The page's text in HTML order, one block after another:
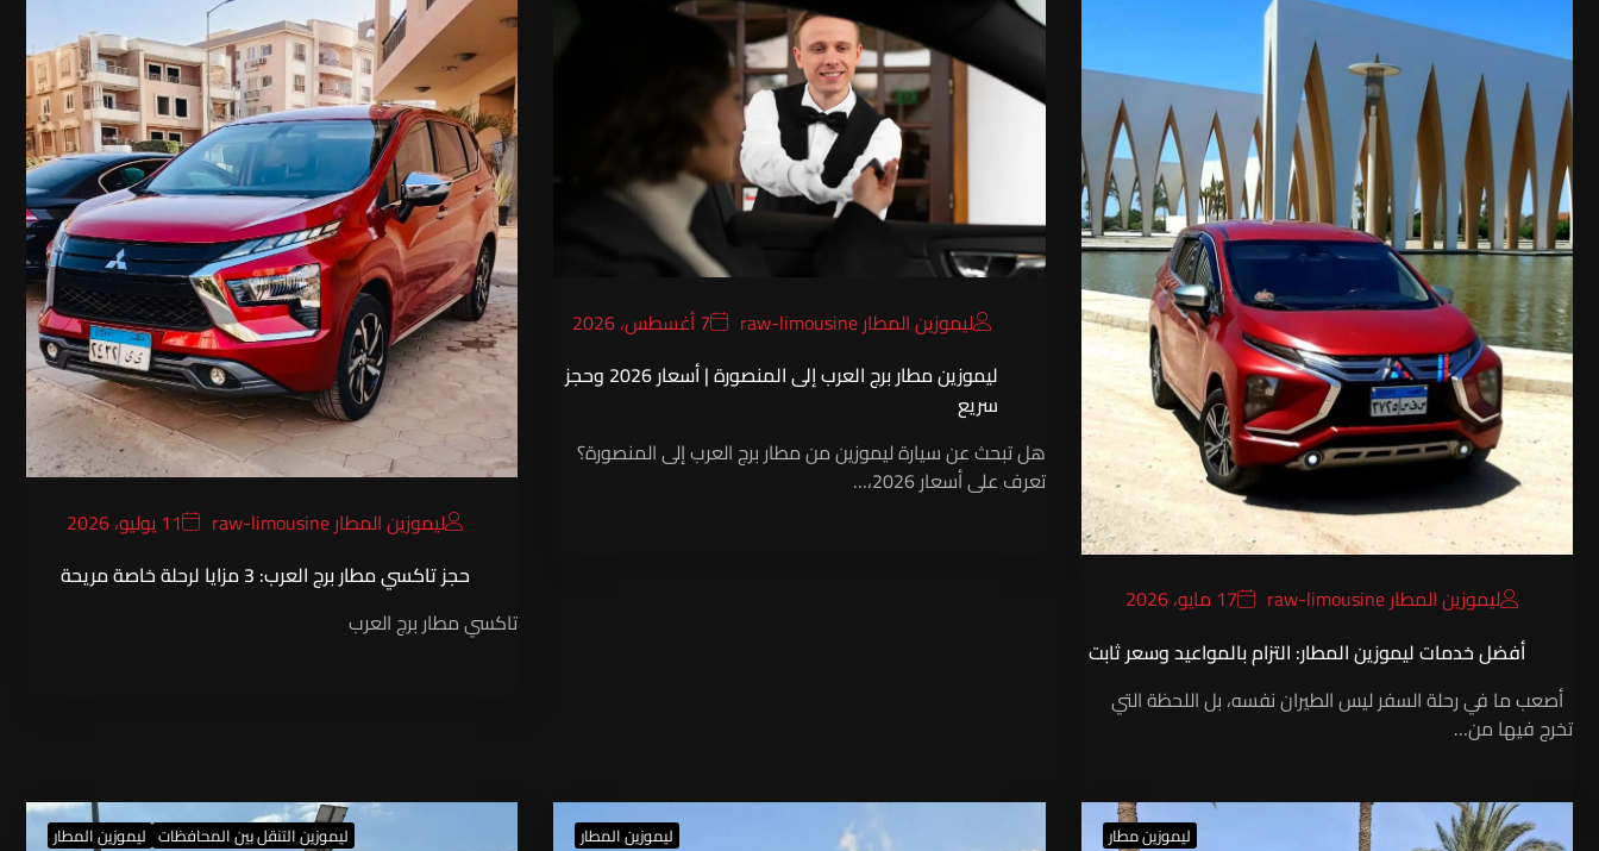
ليموزين المطار raw-limousine
17 مايو، 2026
أفضل خدمات ليموزين المطار: التزام بالمواعيد وسعر ثابت
أصعب ما في رحلة السفر ليس الطيران نفسه، بل اللحظة التي
تخرج فيها من…
ليموزين المطار raw-limousine
7 أغسطس، 2026
ليموزين مطار برج العرب إلى المنصورة | أسعار 2026 وحجز
سريع
هل تبحث عن سيارة ليموزين من مطار برج العرب إلى المنصورة؟
تعرف على أسعار 2026،…
ليموزين المطار raw-limousine
11 يوليو، 2026
حجز تاكسي مطار برج العرب: 3 مزايا لرحلة خاصة مريحة
تاكسي مطار برج العرب
ليموزين مطار ليموزين المطار ليموزين التنقل بين المحافظات ليموزين المطار